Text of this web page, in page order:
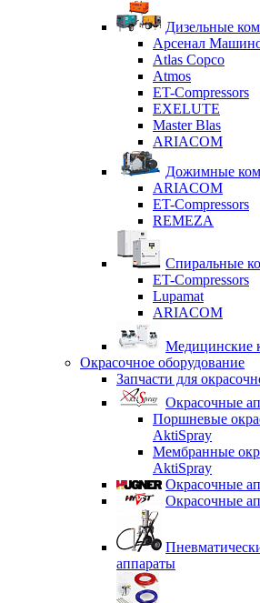
Дизельные
Арсенал
Atlas Copco
Atmos
ET-Compressors
EXELUTE
Master Blas
ARIACOM
Дожимные
ARIACOM
ET-Compressors
REMEZA
Спиральные
ET-Compressors
Lupamat
ARIACOM
Медицинские
Окрасочное оборудование
Запчасти для
Окрасочные
Поршневые
AktiSpray
Мембранные
AktiSpray
Окрасочные
Окрасочные
аппараты